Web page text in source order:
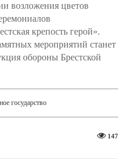
возложения цветов
крепость герой».
мероприятий станет
обороны Брестской
государство
147